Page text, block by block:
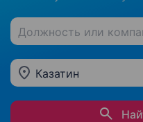
Должность или
Казатин